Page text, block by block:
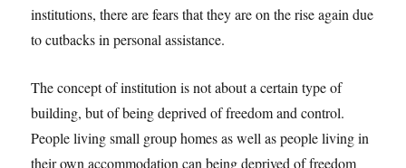
institutions, there are fears that they are on the rise again due
to cutbacks in personal assistance.
The concept of institution is not about a certain type of
building, but of being deprived of freedom and control.
People living small group homes as well as people living in
their own accommodation can being deprived of freedom